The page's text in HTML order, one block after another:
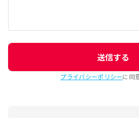
送信する
プライバシーポリシーに同